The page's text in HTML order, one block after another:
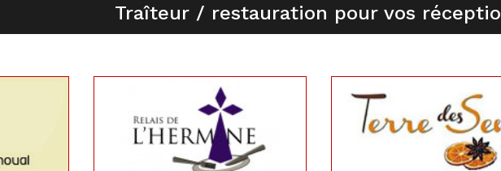
Traîteur / restauration pour vos